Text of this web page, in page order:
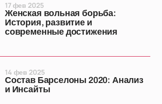
Женская вольная борьба:
История, развитие и
современные достижения
17 фев 2025
Состав Барселоны 2020: Анализ
и Инсайты
14 фев 2025